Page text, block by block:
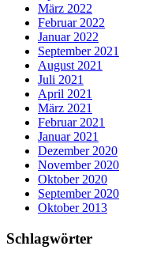
März 2022
Februar 2022
Januar 2022
September 2021
August 2021
Juli 2021
April 2021
März 2021
Februar 2021
Januar 2021
Dezember 2020
November 2020
Oktober 2020
September 2020
Oktober 2013
Schlagwörter